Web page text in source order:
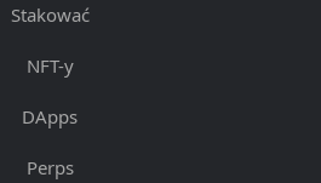
Stakować
NFT-y
DApps
Perps